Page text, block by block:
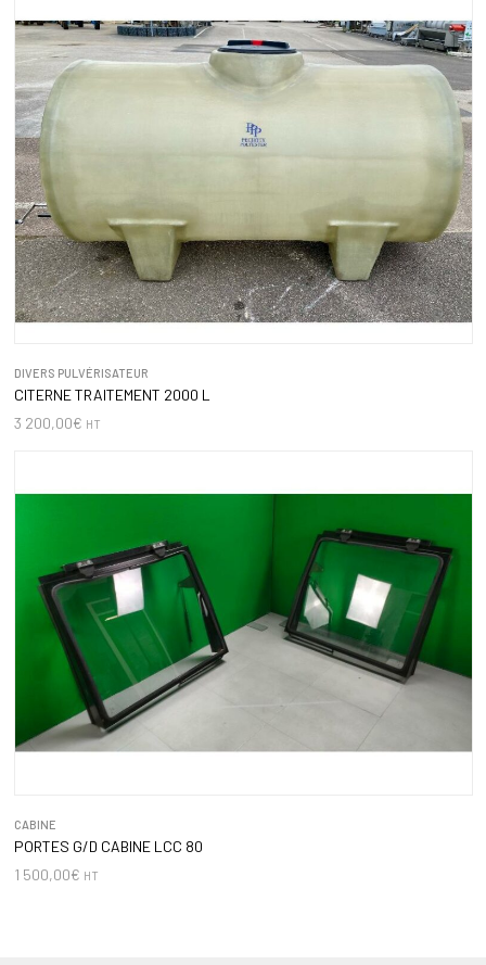
DIVERS PULVÉRISATEUR
CITERNE TRAITEMENT 2000 L
3 200,00€ HT
CABINE
PORTES G/D CABINE LCC 80
1 500,00€ HT